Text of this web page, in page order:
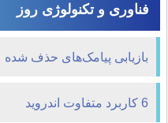
فناوری و تکنولوژی روز
بازیابی پیامک‌های حذف شده
6 کاربرد متفاوت اندروید